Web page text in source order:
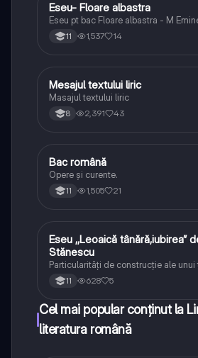
Limba și literatura română
Eseu- Floare albastra
Eseu pt bac Floare albastra - M
11 1,537 14
Limba și literatura română
Mesajul textului liric
Masajul textului liric
8 2,391 43
Limba și literatura română
Bac română
Opere și curente.
11 1,505 21
Limba și literatura română
Eseu ,,Leoaică tânără,iubirea”
Stănescu
Particularități de construcție ale
11 628 5
Cel mai popular conținut la
literatura română